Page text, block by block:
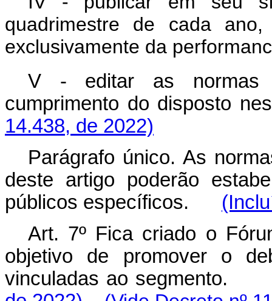
quadrimestre de cada
exclusivamente da
V - editar as normas
cumprimento do
14.438, de 2022)
Parágrafo único. As
deste artigo poderão
públicos específicos.
Art. 7º Fica criado o
objetivo de promover o
vinculadas ao